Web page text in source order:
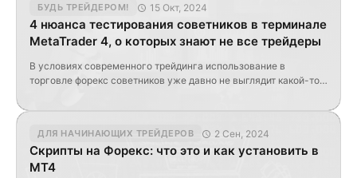
будет написан на популярном языке программирования MQL4,
который зарекомендовал себя как простой и надёжный
инструмент для разработки […]
БУДЬ ТРЕЙДЕРОМ! 15 Окт, 2024
4 нюанса тестирования советников в терминале
MetaTrader 4, о которых знают не все трейдеры
В условиях современного трейдинга использование в
торговле форекс советников уже давно не выглядит какой-то
Однако ставить эксперта на торговый счет без проверки –
сомнительная затея, ведущая к «неожиданным» потерям в
потенциале. Поэтому рекомендуем начать работу с […]
ДЛЯ НАЧИНАЮЩИХ ТРЕЙДЕРОВ 2 Сен, 2024
Скрипты на Форекс: что это и как установить в
MT4